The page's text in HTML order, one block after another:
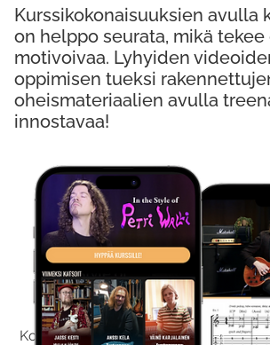
Kokeile Ilmaiseksi
Kokeilemalla ilmaiseksi saat koko
Kurssikokonaisuuksien avulla
on helppo seurata, mikä
motivoivaa. Lyhyiden
oppimisen tueksi
oheismateriaalien avulla
innostavaa!